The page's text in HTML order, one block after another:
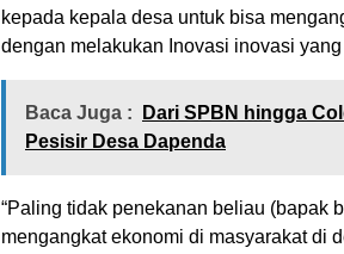
kepada kepala desa untuk bisa
dengan melakukan Inovasi inovasi
Baca Juga :
Dari SPBN hingga
Pesisir Desa Dapenda
“Paling tidak penekanan beliau (bapak
mengangkat ekonomi di masyarakat di